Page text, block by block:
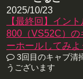
2025/10/23
【最終回】イン
800（VS52C）の
ーホールしてみよ
3回目のキャブ清
うございます